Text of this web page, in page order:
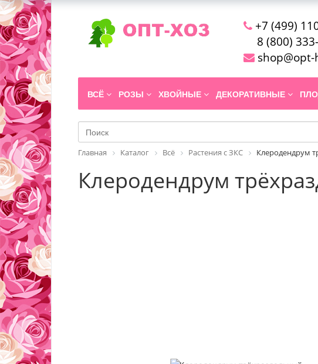
+7 (499)
8 (800)
shop@opt-
ВСЁ РОЗЫ ХВОЙНЫЕ ДЕКОРАТИВНЫЕ
Главная Каталог Всё Растения с ЗКС Клеродендрум
Клеродендрум